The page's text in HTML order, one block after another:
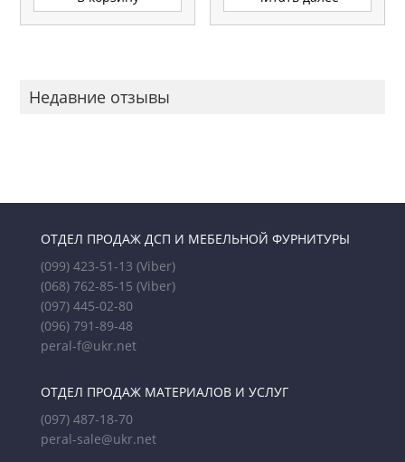
Недавние отзывы
ОТДЕЛ ПРОДАЖ ДСП И МЕБЕЛЬНОЙ ФУРНИТУРЫ
(099) 423-51-13 (Viber)
(068) 762-85-15 (Viber)
(097) 445-02-80
(096) 791-89-48
peral-f@ukr.net
ОТДЕЛ ПРОДАЖ МАТЕРИАЛОВ И УСЛУГ
(097) 487-18-70
peral-sale@ukr.net